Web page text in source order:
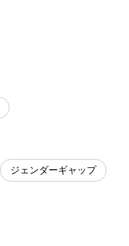
ジェンダーギャップ